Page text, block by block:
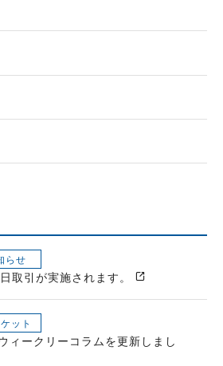
らせ
取引が実施されます。
ット
ィークリーコラムを更新しまし